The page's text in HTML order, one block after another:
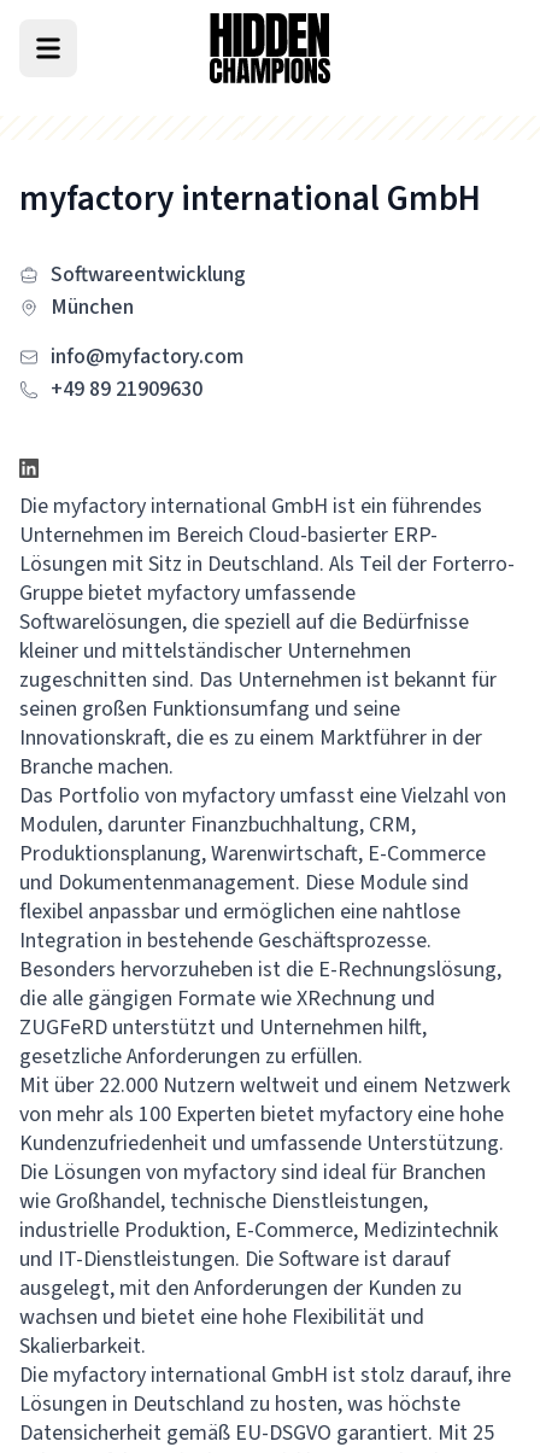
myfactory international GmbH
Softwareentwicklung
München
info@myfactory.com
+49 89 21909630
Die myfactory international GmbH ist ein führendes
Unternehmen im Bereich Cloud-basierter ERP-
Lösungen mit Sitz in Deutschland. Als Teil der Forterro-
Gruppe bietet myfactory umfassende
Softwarelösungen, die speziell auf die Bedürfnisse
kleiner und mittelständischer Unternehmen
zugeschnitten sind. Das Unternehmen ist bekannt für
seinen großen Funktionsumfang und seine
Innovationskraft, die es zu einem Marktführer in der
Branche machen.
Das Portfolio von myfactory umfasst eine Vielzahl von
Modulen, darunter Finanzbuchhaltung, CRM,
Produktionsplanung, Warenwirtschaft, E-Commerce
und Dokumentenmanagement. Diese Module sind
flexibel anpassbar und ermöglichen eine nahtlose
Integration in bestehende Geschäftsprozesse.
Besonders hervorzuheben ist die E-Rechnungslösung,
die alle gängigen Formate wie XRechnung und
ZUGFeRD unterstützt und Unternehmen hilft,
gesetzliche Anforderungen zu erfüllen.
Mit über 22.000 Nutzern weltweit und einem Netzwerk
von mehr als 100 Experten bietet myfactory eine hohe
Kundenzufriedenheit und umfassende Unterstützung.
Die Lösungen von myfactory sind ideal für Branchen
wie Großhandel, technische Dienstleistungen,
industrielle Produktion, E-Commerce, Medizintechnik
und IT-Dienstleistungen. Die Software ist darauf
ausgelegt, mit den Anforderungen der Kunden zu
wachsen und bietet eine hohe Flexibilität und
Skalierbarkeit.
Die myfactory international GmbH ist stolz darauf, ihre
Lösungen in Deutschland zu hosten, was höchste
Datensicherheit gemäß EU-DSGVO garantiert. Mit 25